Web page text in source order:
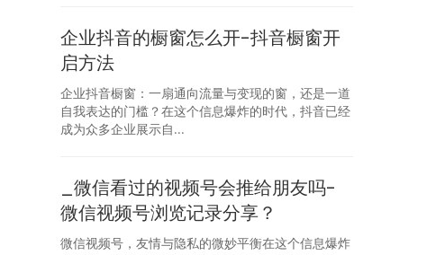
企业抖音的橱窗怎么开-抖音橱窗开
启方法
企业抖音橱窗：一扇通向流量与变现的窗，还是一道
自我表达的门槛？在这个信息爆炸的时代，抖音已经
成为众多企业展示自...
_微信看过的视频号会推给朋友吗-
微信视频号浏览记录分享？
微信视频号，友情与隐私的微妙平衡在这个信息爆炸